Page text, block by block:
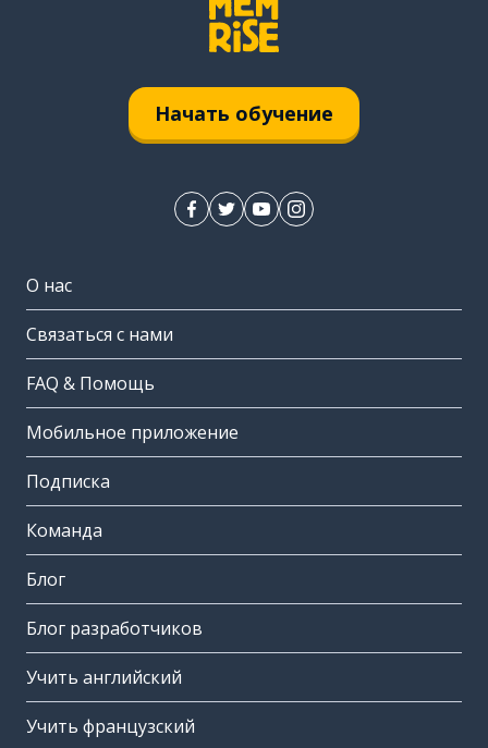
Начать обучение
О нас
Связаться с нами
FAQ & Помощь
Мобильное приложение
Подписка
Команда
Блог
Блог разработчиков
Учить английский
Учить французский